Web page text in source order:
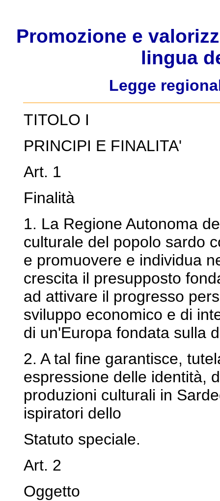
Promozione e
lingua
Legge
TITOLO I
PRINCIPI E FINALITA'
Art. 1
Finalità
1. La Regione Autonoma
culturale del popolo sardo
e promuovere e individua
crescita il presupposto
ad attivare il progresso
sviluppo economico e di
di un'Europa fondata sulla
2. A tal fine garantisce,
espressione delle identità,
produzioni culturali in
ispiratori dello
Statuto speciale.
Art. 2
Oggetto